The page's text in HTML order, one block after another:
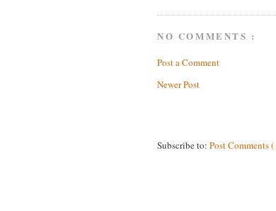
NO COMMENTS :
Post a Comment
Newer Post
Subscribe to: Post Comments